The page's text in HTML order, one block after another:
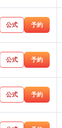
公式 予約
公式 予約
公式 予約